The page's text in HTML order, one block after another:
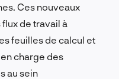
Ces nouveaux
de travail à
feuilles de calcul et
charge des
au sein